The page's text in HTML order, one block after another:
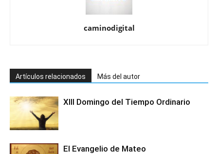
caminodigital
Artículos relacionados Más del autor
XIII Domingo del Tiempo Ordinario
El Evangelio de Mateo